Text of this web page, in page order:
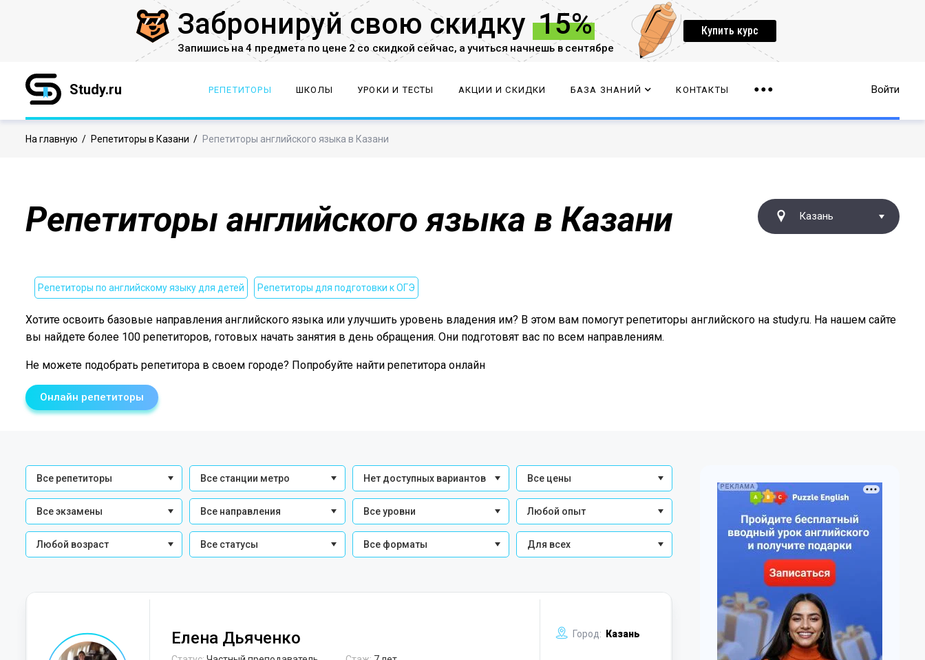
Забронируйсвою скидку 15%
Запишись на 4 предмета по цене 2 со скидкойсейчас, а учиться начнешь в сентябре
Купить курс
Study.ru РЕПЕТИТОРЫ ШКОЛЫ УРОКИ И ТЕСТЫ АКЦИИ И СКИДКИ БАЗА ЗНАНИЙ КОНТАКТЫ Войти
На главную / Репетиторы в Казани / Репетиторы английского языка в Казани
Репетиторы английского языка в Казани Казань
Репетиторы по английскому языку для детей Репетиторы для подготовки к ОГЭ
Хотите освоить базовые направления английского языка или улучшить уровень владения им? В этом вам помогут репетиторы английского на study.ru. На нашем сайте
вы найдете более 100 репетиторов, готовых начать занятия в день обращения. Они подготовят вас по всем направлениям.
Не можете подобрать репетитора в своем городе? Попробуйте найти репетитора онлайн
Онлайн репетиторы
Все репетиторы Все станции метро Нет доступных вариантов Все цены
Все экзамены Все направления Все уровни Любой опыт
Любой возраст Все статусы Все форматы Для всех
Елена Дьяченко Город: Казань